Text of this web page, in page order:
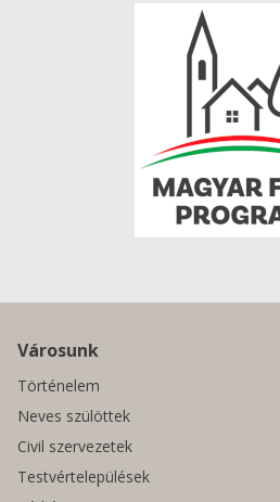
Városunk
Történelem
Neves szülöttek
Civil szervezetek
Testvértelepülések